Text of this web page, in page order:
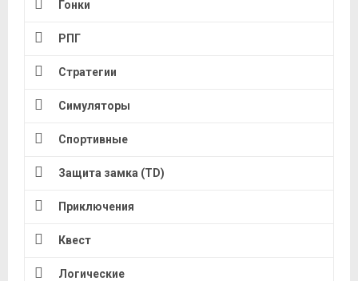
Гонки
РПГ
Стратегии
Симуляторы
Спортивные
Защита замка (TD)
Приключения
Квест
Логические